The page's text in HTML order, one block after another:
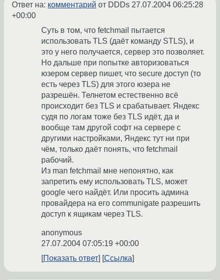
Ответ на: комментарий от DDDs 27.07.2004 06:25:28
+00:00
Суть в том, что fetchmail пытается
использовать TLS (даёт команду STLS), и
это у него получается, сервер это позволяет.
Но дальше при попытке авторизоваться
юзером сервер пишет, что secure доступ (то
есть через TLS) для этого юзера не
разрешён. Телнетом естественно всё
происходит без TLS и срабатывает. Яндекс
судя по логам тоже без TLS идёт, да и
вообще там другой софт на сервере с
другими настройками, Яндекс тут ни при
чём, только даёт понять, что fetchmail
рабочий.
Из man fetchmail мне непонятно, как
запретить ему использовать TLS, может
google чего найдёт. Или просить админа
провайдера на его communigate разрешить
доступ к ящикам через TLS.
anonymous
27.07.2004 07:05:19 +00:00
Показать ответ
Ссылка